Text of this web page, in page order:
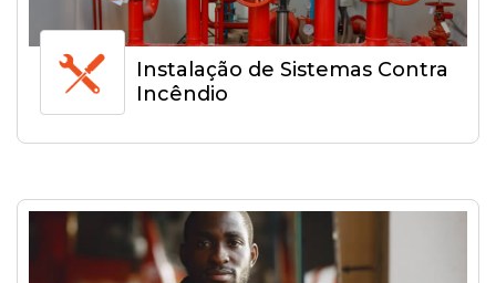
Instalação de Sistemas Contra
Incêndio